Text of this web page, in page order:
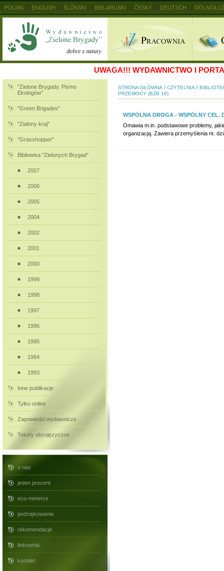
UWAGA!!! WYDAWNICTWO I
"Zielone Brygady. Pismo
Ekologów"
"Green Brigades"
"Zialony kraj"
"Grasshopper"
Biblioteka "Zielonych Brygad"
2007
2006
2005
2004
2002
2001
2000
1999
1998
1997
1996
1995
1994
1993
Inne publikacje
Tylko online
Zapowiedzi wydawnicze
Teksty obcojęzyczne
o nas
jeden procent
eco-mmerce
podziękowania
rekomendacje
linkownia
kontakt
STRONA GŁÓWNA / CZYTELNIA /
PRZEMOCY (BZB 18)
WSPÓLNA DROGA - WSPÓLNY CEL.
Omawia m.in. podstawowe problemy,
organizacją. Zawiera przemyślenia nt.
POLSKI ENGLISH ŚLŮNSKI BIELARUSKI ČESKY DEUTSCH